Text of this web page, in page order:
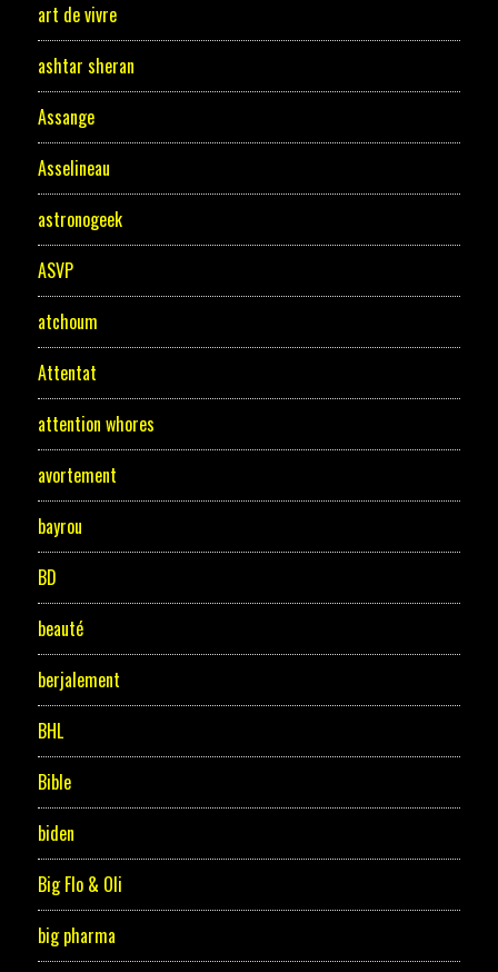
art de vivre
ashtar sheran
Assange
Asselineau
astronogeek
ASVP
atchoum
Attentat
attention whores
avortement
bayrou
BD
beauté
berjalement
BHL
Bible
biden
Big Flo & Oli
big pharma